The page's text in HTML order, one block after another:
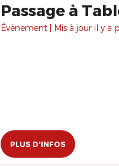
Passage à
Évènement | Mis à jour il y a
PLUS D'INFOS